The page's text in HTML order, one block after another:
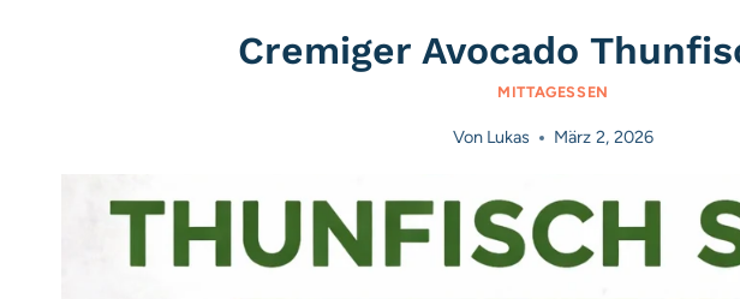
Cremiger Avocado
MITTAGESSEN
Von Lukas März 2, 2026